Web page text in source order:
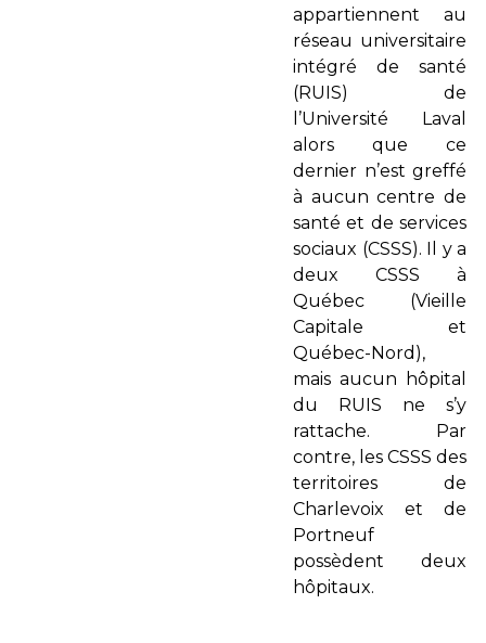
appartiennent au
réseau universitaire
intégré de santé
(RUIS) de
l’Université Laval
alors que ce
dernier n’est greffé
à aucun centre de
santé et de services
so­ciaux (CSSS). Il y a
deux CSSS à
Québec (Vieille
Capitale et
Québec-Nord),
mais aucun hôpital
du RUIS ne s’y
rattache. Par
contre, les CSSS des
territoires de
Charlevoix et de
Portneuf
possèdent deux
hôpitaux.